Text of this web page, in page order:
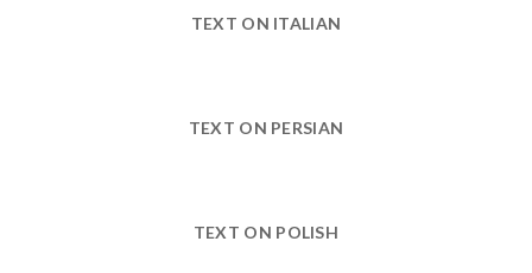
TEXT ON ITALIAN
TEXT ON PERSIAN
TEXT ON POLISH